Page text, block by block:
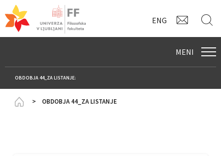
ENG
MENI
OBDOBJA 44_ZA LISTANJE:
HomepageOBDOBJA 44_ZA LISTANJE